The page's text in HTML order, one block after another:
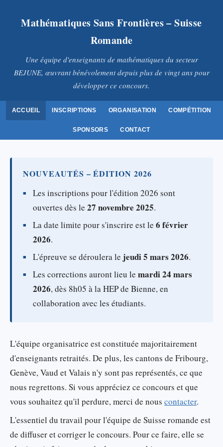
Mathématiques Sans Frontières – Suisse
Romande
Une équipe d'enseignants de mathématiques du secteur
BEJUNE, œuvrant bénévolement depuis plus de vingt ans pour
développer ce concours.
ACCUEIL INSCRIPTIONS ORGANISATION COMPÉTITION
SPONSORS CONTACT
NOUVEAUTÉS – ÉDITION 2026
Les inscriptions pour l'édition 2026 sont
ouvertes dès le 27 novembre 2025.
La date limite pour s'inscrire est le 6 février
2026.
L'épreuve se déroulera le jeudi 5 mars 2026.
Les corrections auront lieu le mardi 24 mars
2026, dès 8h05 à la HEP de Bienne, en
collaboration avec les étudiants.
L'équipe organisatrice est constituée majoritairement
d'enseignants retraités. De plus, les cantons de Fribourg,
Genève, Vaud et Valais n'y sont pas représentés, ce que
nous regrettons. Si vous appréciez ce concours et que
vous souhaitez qu'il perdure, merci de nous contacter.
L'essentiel du travail pour l'équipe de Suisse romande est
de diffuser et corriger le concours. Pour ce faire, elle se